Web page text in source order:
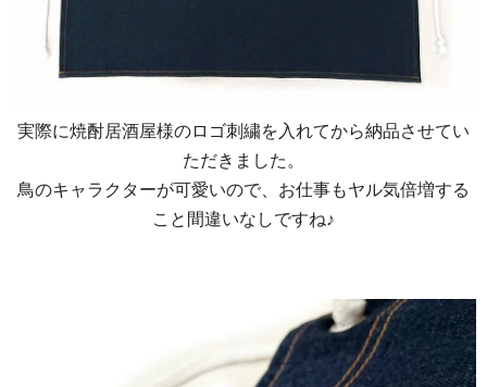
実際に焼酎居酒屋様のロゴ刺繍を入れてから納品させてい
ただきました。
鳥のキャラクターが可愛いので、お仕事もヤル気倍増する
こと間違いなしですね♪